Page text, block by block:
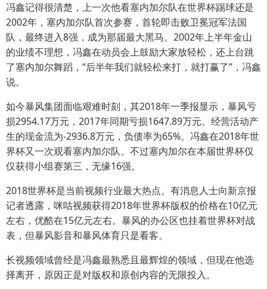
冯鑫记得很清楚，上一次他看塞内加尔队在世界杯踢球还是
2002年，塞内加尔队首次参赛，首轮即击败卫冕冠军法国
队，最终进入8强，成为那届最大黑马。2002年上半年金山
的业绩不理想，冯鑫在动员会上鼓励大家放轻松，还上台跳
了塞内加尔舞蹈，“后半年我们就轻松来打，就打赢了”，冯鑫
说。
如今暴风集团面临艰难时刻，其2018年一季报显示，暴风亏
损2954.17万元，2017年同期亏损1647.89万元。经营活动产
生的现金流为-2936.8万元，负债率为65%。冯鑫在2018年世
界杯又一次观看塞内加尔队。不过塞内加尔在本届世界杯仅
仅获得小组赛第三，无缘16强。
2018世界杯是当前视频行业最大热点。有消息人士向新京报
记者透露，咪咕视频获得2018年世界杯版权的价格在10亿元
左右，优酷在15亿元左右。暴风的办公区也挂着世界杯对战
表，但暴风影音和暴风体育只是看客。
长视频领域曾经是冯鑫最熟悉且最辉煌的领域，但现在他选
择离开，原因正是对版权和原创内容的无限投入。